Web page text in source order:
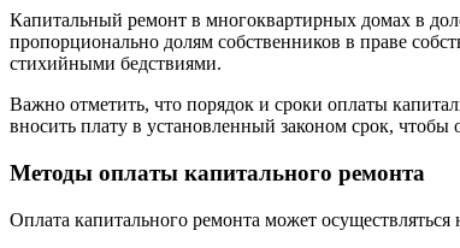
Капитальный ремонт в многоквартирных домах в
пропорционально долям собственников в праве
стихийными бедствиями.
Важно отметить, что порядок и сроки оплаты
вносить плату в установленный законом срок,
Методы оплаты капитального ремонта
Оплата капитального ремонта может